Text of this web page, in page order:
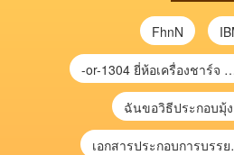
FhnN
-or-1304 ยี่ห้อเครื่องช
เอกสารประ